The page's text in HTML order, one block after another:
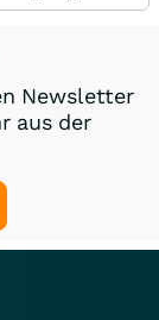
Newsletter
aus der